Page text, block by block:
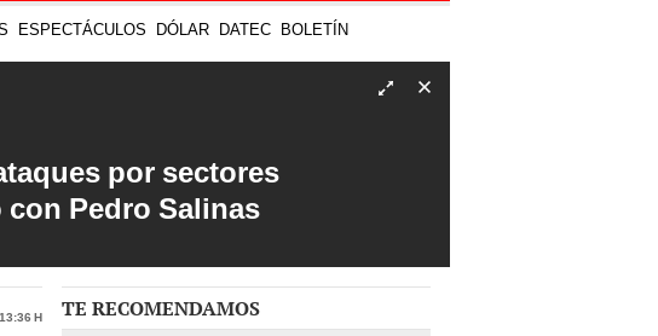
ESPECTÁCULOS DÓLAR DATEC BOLETÍN
por sectores
con Pedro Salinas
h TE RECOMENDAMOS